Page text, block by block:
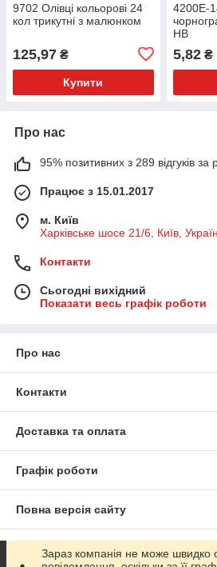
9702 Олівці кольорові 24
кол трикутні з малюнком
125,97 ₴
Купити
4200Е-
HB
5,82₴
Про нас
95% позитивних з 289 відгуків за
Працює з 15.01.2017
м. Київ
Харківське шосе 21/6, Київ,
Контакти
Сьогодні вихідний
Показати весь графік роботи
Про нас
Контакти
Доставка та оплата
Графік роботи
Повна версія сайту
Сайт створено на маркетплейсі
Зараз компанія не може швидко